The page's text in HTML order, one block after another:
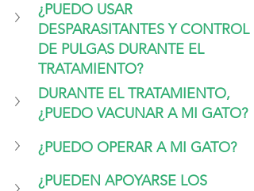
¿PUEDO USAR
DESPARASITANTES Y CONTROL
DE PULGAS DURANTE EL
TRATAMIENTO?
DURANTE EL TRATAMIENTO,
¿PUEDO VACUNAR A MI GATO?
¿PUEDO OPERAR A MI GATO?
¿PUEDEN APOYARSE LOS